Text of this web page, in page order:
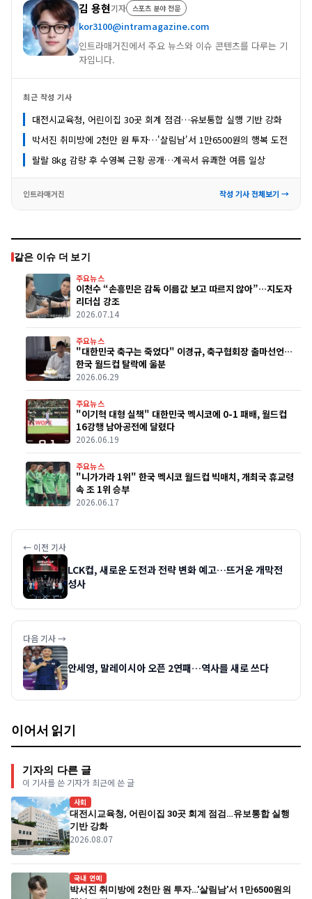
김 용현기자 스포츠 분야 전문
kor3100@intramagazine.com
인트라매거진에서 주요 뉴스와 이슈 콘텐츠를 다루는 기
자입니다.
최근 작성 기사
대전시교육청, 어린이집 30곳 회계 점검…유보통합 실행 기반 강화
박서진 취미방에 2천만 원 투자…'살림남'서 1만6500원의 행복 도전
랄랄 8kg 감량 후 수영복 근황 공개…계곡서 유쾌한 여름 일상
인트라매거진 작성 기사 전체보기 →
같은 이슈 더 보기
주요뉴스
이천수 “손흥민은 감독 이름값 보고 따르지 않아”…지도자
리더십 강조
2026.07.14
주요뉴스
"대한민국 축구는 죽었다" 이경규, 축구협회장 출마선언…
한국 월드컵 탈락에 울분
2026.06.29
주요뉴스
"이기혁 대형 실책" 대한민국 멕시코에 0-1 패배, 월드컵
16강행 남아공전에 달렸다
2026.06.19
주요뉴스
"니가가라 1위" 한국 멕시코 월드컵 빅매치, 개최국 휴교령
속 조 1위 승부
2026.06.17
← 이전 기사
LCK컵, 새로운 도전과 전략 변화 예고…뜨거운 개막전
성사
다음 기사 →
안세영, 말레이시아 오픈 2연패…역사를 새로 쓰다
이어서 읽기
기자의 다른 글
이 기사를 쓴 기자가 최근에 쓴 글
사회
대전시교육청, 어린이집 30곳 회계 점검…유보통합 실행
기반 강화
2026.08.07
국내 연예
박서진 취미방에 2천만 원 투자…'살림남'서 1만6500원의